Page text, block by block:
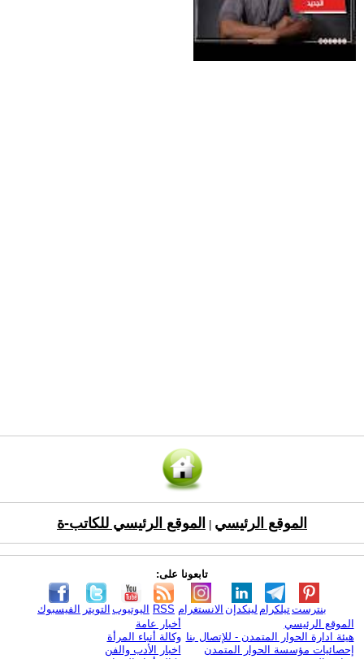
الموقع الرئيسي الموقع الرئيسي للكاتب-ة
تابعونا على:
الفيسبوك التويتر اليوتيوب RSS الانستغرام لينكدإن تيلكرامبنترست
الموقع الرئيسي
هيئة ادارة الحوار المتمدن - للإتصال بنا
إحصائيات مؤسسة الحوار المتمدن
أخبار عامة
وكالة أنباء المرأة
اخبار الأدب والفن